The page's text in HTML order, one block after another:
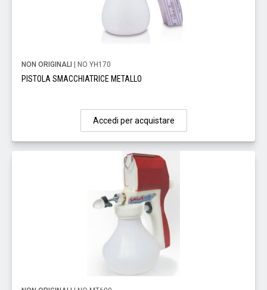
NON ORIGINALI | NO YH170
PISTOLA SMACCHIATRICE METALLO
Accedi per acquistare